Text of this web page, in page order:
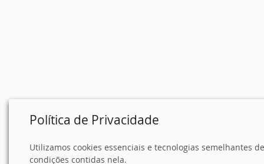
Política de Privacidade
Utilizamos cookies essenciais e tecnologias semelhantes
condições contidas nela.